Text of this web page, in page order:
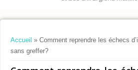
Vous êtes ici
Accueil » Comment reprendre les échecs
sans greffer?